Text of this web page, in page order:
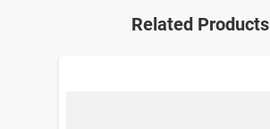
Related Products